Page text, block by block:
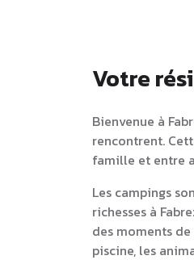
Votre
Bienvenue à
rencontrent.
famille et entre
Les campings
richesses à
des moments
piscine, les